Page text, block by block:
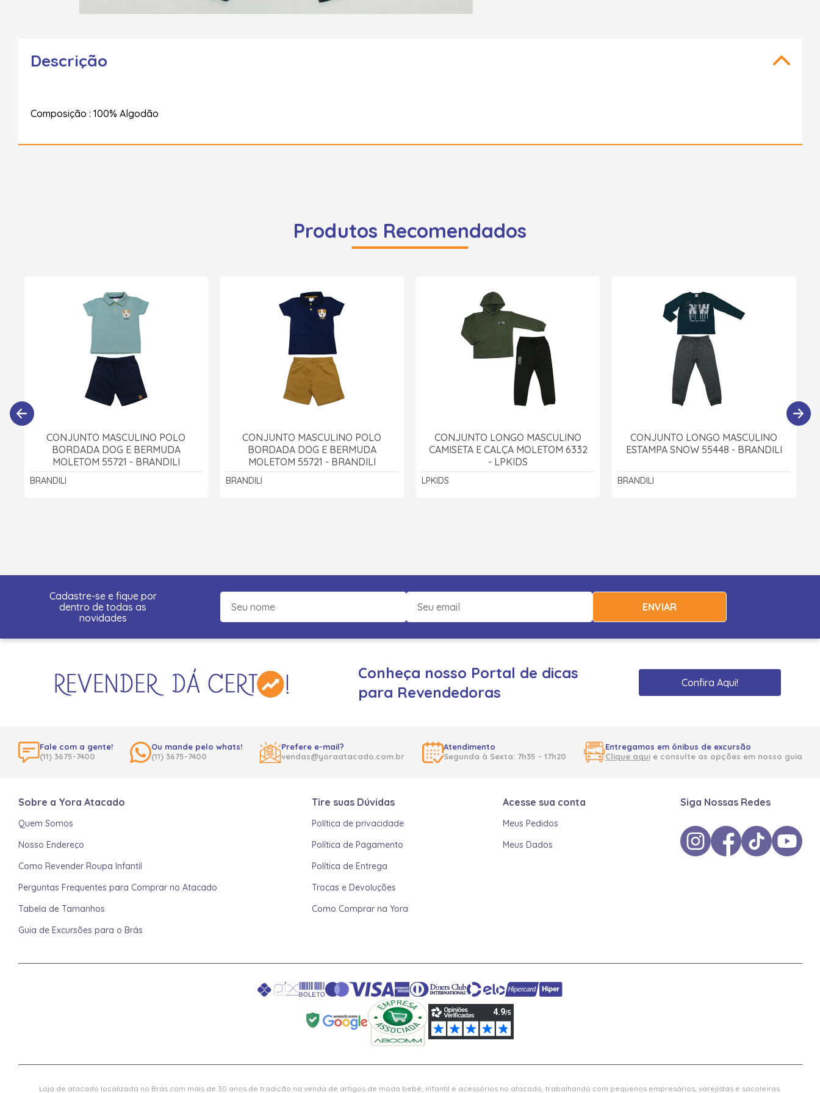
Descrição
Composição : 100% Algodão
Produtos Recomendados
CONJUNTO MASCULINO POLO
BORDADA DOG E BERMUDA
MOLETOM 55721 - BRANDILI
BRANDILI
CONJUNTO MASCULINO POLO
BORDADA DOG E BERMUDA
MOLETOM 55721 - BRANDILI
BRANDILI
CONJUNTO LONGO MASCULINO
CAMISETA E CALÇA MOLETOM 6332
- LPKIDS
LPKIDS
CONJUNTO LONGO MASCULINO
ESTAMPA SNOW 55448 - BRANDILI
BRANDILI
Cadastre-se e fique por
dentro de todas as
novidades
ENVIAR
Conheça nosso Portal de dicas
para Revendedoras
Confira Aqui!
Fale com a gente!
(11) 3675-7400
Ou mande pelo whats!
(11) 3675-7400
Prefere e-mail?
vendas@yoraatacado.com.br
Atendimento
Segunda à Sexta: 7h35 - 17h20
Entregamos em ônibus de excursão
Clique aquie consulte as opções em nosso guia
Sobre a Yora Atacado
Quem Somos
Nosso Endereço
Como Revender Roupa Infantil
Perguntas Frequentes para Comprar no Atacado
Tabela de Tamanhos
Guia de Excursões para o Brás
Tire suas Dúvidas
Política de privacidade
Política de Pagamento
Política de Entrega
Trocas e Devoluções
Como Comprar na Yora
Acesse sua conta
Meus Pedidos
Meus Dados
Siga Nossas Redes
Loja de atacado localizada no Brás com mais de 30 anos de tradição na venda de artigos de moda bebê, infantil e acessórios no atacado, trabalhando com pequenos empresários, varejistas e sacoleiras.